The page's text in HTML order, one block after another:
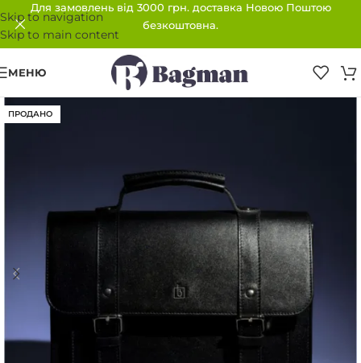
Skip to navigation
Skip to main content
Для замовлень від 3000 грн. доставка Новою Поштою
безкоштовна.
МЕНЮ
ПРОДАНО